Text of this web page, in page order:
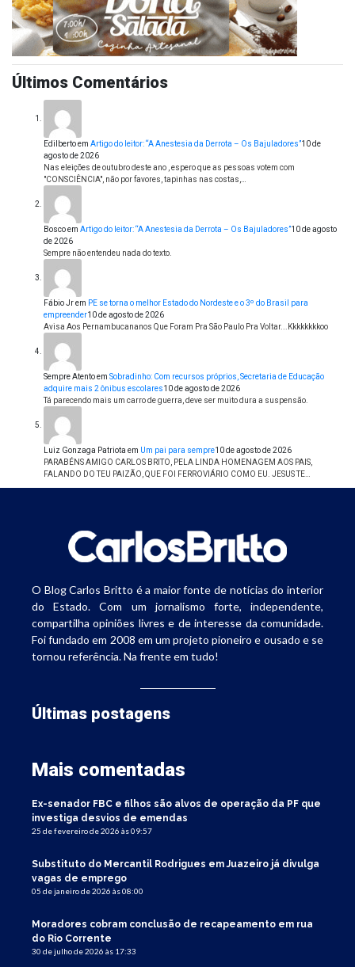
Últimos Comentários
Edilbertoem Artigo do leitor: “A Anestesia da Derrota – Os Bajuladores”10 de
agosto de 2026
Nas eleições de outubro deste ano , espero que as pessoas votem com
"CONSCIÊNCIA", não por favores, tapinhas nas costas,…
Boscoem Artigo do leitor: “A Anestesia da Derrota – Os Bajuladores”10 de agosto
de 2026
Sempre não entendeu nada do texto.
Fábio Jrem PE se torna o melhor Estado do Nordeste e o 3º do Brasil para
empreender10 de agosto de 2026
Avisa Aos Pernambucananos Que Foram Pra São Paulo Pra Voltar...Kkkkkkkkoo
Sempre Atentoem Sobradinho: Com recursos próprios, Secretaria de Educação
adquire mais 2 ônibus escolares10 de agosto de 2026
Tá parecendo mais um carro de guerra, deve ser muito dura a suspensão.
Luiz Gonzaga Patriota em Um pai para sempre10 de agosto de 2026
PARABÉNS AMIGO CARLOS BRITO, PELA LINDA HOMENAGEM AOS PAIS,
FALANDO DO TEU PAIZÃO, QUE FOI FERROVIÁRIO COMO EU. JESUS TE…
O Blog Carlos Britto é a maior fonte de notícias do interior
do Estado. Com um jornalismo forte, independente,
compartilha opiniões livres e de interesse da comunidade.
Foi fundado em 2008 em um projeto pioneiro e ousado e se
tornou referência. Na frente em tudo!
Últimas postagens
Mais comentadas
Ex-senador FBC e filhos são alvos de operação da PF que
investiga desvios de emendas
25 de fevereiro de 2026 às 09:57
Substituto do Mercantil Rodrigues em Juazeiro já divulga
vagas de emprego
05 de janeiro de 2026 às 08:00
Moradores cobram conclusão de recapeamento em rua
do Rio Corrente
30 de julho de 2026 às 17:33